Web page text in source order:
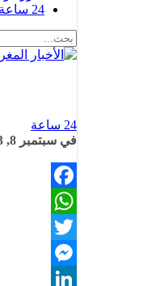
24 ساعة
24 ساعة
في سبتمبر 8, 2013
Facebook
WhatsApp
Twitter
Messenger